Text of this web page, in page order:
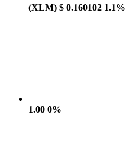
(XLM) $ 0.160102 1.1%
1.00 0%